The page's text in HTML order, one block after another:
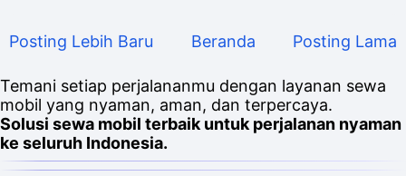
Posting Lebih Baru Posting Lama
Beranda
Temani setiap perjalananmu dengan layanan sewa
mobil yang nyaman, aman, dan terpercaya.
Solusi sewa mobil terbaik untuk perjalanan nyaman
ke seluruh Indonesia.